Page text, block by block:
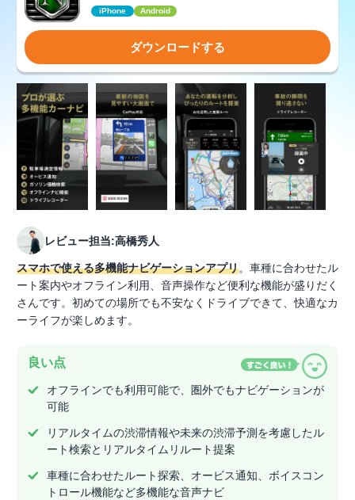
iPhone Android
ダウンロードする
レビュー担当:高橋秀人
スマホで使える多機能ナビゲーションアプリ。車種に合わせたル
ート案内やオフライン利用、音声操作など便利な機能が盛りだく
さんです。初めての場所でも不安なくドライブできて、快適なカ
ーライフが楽しめます。
良い点
オフラインでも利用可能で、圏外でもナビゲーションが
可能
リアルタイムの渋滞情報や未来の渋滞予測を考慮したル
ート検索とリアルタイムリルート提案
車種に合わせたルート探索、オービス通知、ボイスコン
トロール機能など多機能な音声ナビ